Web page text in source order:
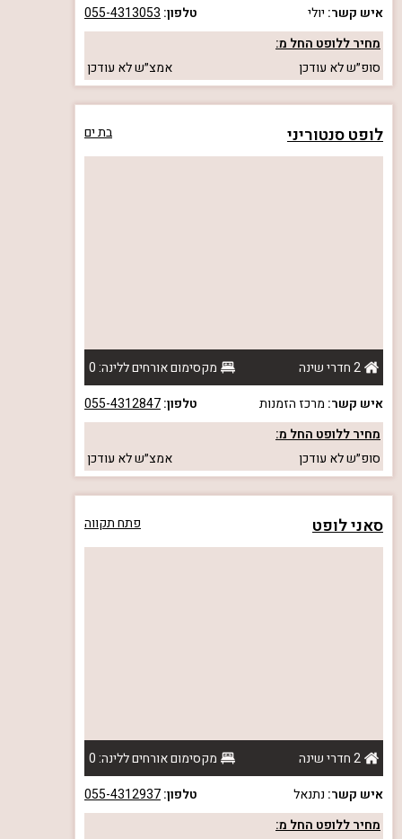
איש קשר: יולי טלפון: 055-4313053
מחיר ללופט החל מ:
סופ״שלא עודכן אמצ״שלא עודכן
לופט סנטוריני בת ים
2 חדרי שינה
מקסימום אורחים ללינה: 0
איש קשר: מרכז הזמנות טלפון:055-4312847
מחיר ללופט החל מ:
סופ״שלא עודכן אמצ״שלא עודכן
סאני לופט פתח תקווה
2 חדרי שינה
מקסימום אורחים ללינה: 0
איש קשר: נתנאל טלפון:055-4312937
מחיר ללופט החל מ: